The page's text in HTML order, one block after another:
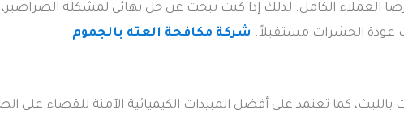
العملاء الكامل. لذلك إذا كنت تبحث عن حل نهائي لمشكلة الصراصير،
عودة الحشرات مستقبلاً. شركة مكافحة العته بالجموم
كما تعتمد على أفضل المبيدات الكيميائية الآمنة للقضاء على